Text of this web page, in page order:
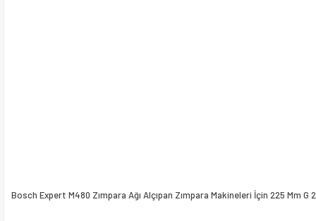
Bosch Expert M480 Zımpara Ağı Alçıpan Zımpara Makineleri İçin 225 Mm G